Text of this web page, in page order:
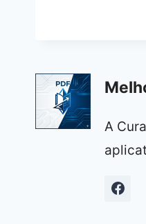
A